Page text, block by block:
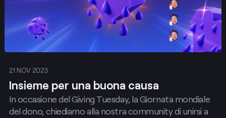
21 NOV 2023
Insieme per una buona causa
In occasione del Giving Tuesday, la Giornata mondiale
del dono, chiediamo alla nostra community di unirsi a